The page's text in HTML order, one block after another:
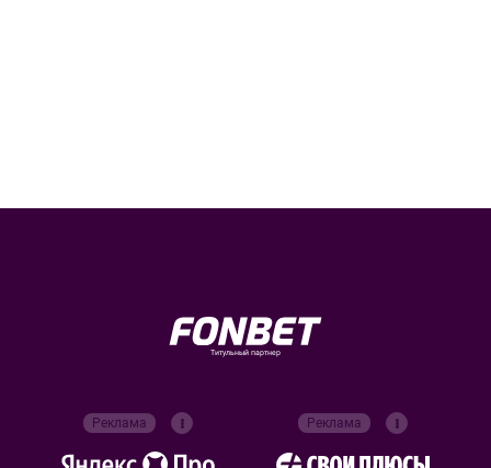
Титульный партнер
Реклама Реклама